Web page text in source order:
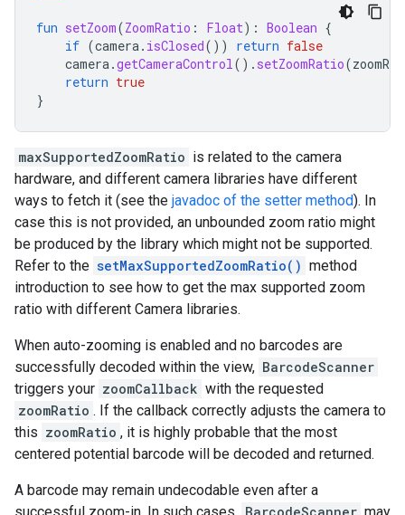
fun setZoom(ZoomRatio : Float): Boolean {
if (camera. isClosed()) return false
camera.getCameraControl(). setZoomRatio(
return true
}
maxSupportedZoomRatio is related to the camera
hardware, and different camera libraries have different
ways to fetch it (see the javadoc of the setter method). In
case this is not provided, an unbounded zoom ratio might
be produced by the library which might not be supported.
Refer to the setMaxSupportedZoomRatio() method
introduction to see how to get the max supported zoom
ratio with different Camera libraries.
When auto-zooming is enabled and no barcodes are
successfully decoded within the view, BarcodeScanner
triggers your zoomCallback with the requested
zoomRatio . If the callback correctly adjusts the camera to
this zoomRatio , it is highly probable that the most
centered potential barcode will be decoded and returned.
A barcode may remain undecodable even after a